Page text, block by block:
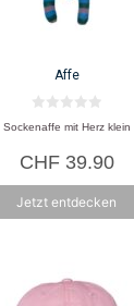
Affe
v
n
Sockenaffe mit Herz klein
CHF39.90
Jetzt entdecken